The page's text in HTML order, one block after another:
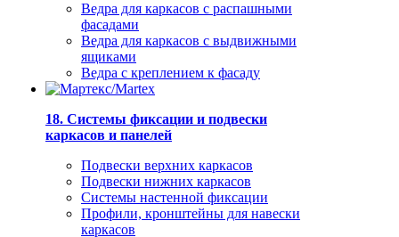
Ведра для каркасов с распашными
фасадами
Ведра для каркасов с выдвижными
ящиками
Ведра с креплением к фасаду
18. Системы фиксации и подвески
каркасов и панелей
Подвески верхних каркасов
Подвески нижних каркасов
Системы настенной фиксации
Профили, кронштейны для навески
каркасов